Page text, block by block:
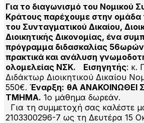
Για το διαγωνισμό του Νομικού
Κράτους παρέχουμε στην
του Συνταγματικού Δικαίου,
Διοικητικής Δικονομίας, ένα
πρόγραμμα διδασκαλίας
πρακτικά και ανάλυση
ολομελείας ΝΣΚ.
Εισηγητής: κ.
Διδάκτωρ Διοικητικού Δικαίου
550€. Έναρξη: θΑ
ΤΜΗΜΑ. 1ο μάθημα δωρεάν.
Για τη συμμετοχή σας καλέστε
2103300296-7 ως τη Δευτέρα 15